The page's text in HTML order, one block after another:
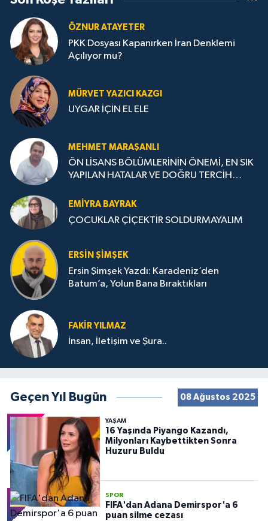
ÖZNUR ATAYETER
PKK Dosyası Kapanırken İran Denklemi
Açılıyor mu?
MÜRVET YAZICI KAZGI
UYGAR İÇİN EL ELE
MEHMET MARAŞANLI
ÖN LİSANS BÖLÜMLERİNİN ÖNEMİ, EN SIK
YAPILAN HATALAR VE DOĞRU TERCİH
EMIYRA BAYRAK
ÇOCUKLAR ÇİÇEKTİR SOLDURMAYALIM
ERSIN ŞIMŞEK
Ersin Şimşek Yazdı: Karadeniz’den
Batum’a, Yolun Bana Bıraktıkları
FAKIR YILMAZ
İnsan, İletişim ve Şura..
Geçen Yıl Bugün 08 Ağustos 2025
YAŞAM
16 Yaşında Piyango Kazandı,
Milyonları Kaybettikten Sonra
Huzuru Buldu
SPOR
FIFA'dan Adana Demirspor'a 6
puan silme cezası